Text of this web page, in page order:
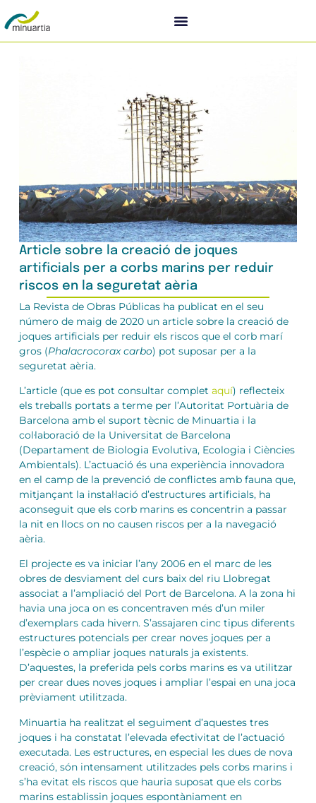
Article sobre la creació de joques
artificials per a corbs marins per reduir
riscos en la seguretat aèria
La Revista de Obras Públicas ha publicat en el seu
número de maig de 2020 un article sobre la creació de
joques artificials per reduir els riscos que el corb marí
gros (Phalacrocorax carbo) pot suposar per a la
seguretat aèria.
L’article (que es pot consultar complet aquí) reflecteix
els treballs portats a terme per l’Autoritat Portuària de
Barcelona amb el suport tècnic de Minuartia i la
col·laboració de la Universitat de Barcelona
(Departament de Biologia Evolutiva, Ecologia i Ciències
Ambientals). L’actuació és una experiència innovadora
en el camp de la prevenció de conflictes amb fauna que,
mitjançant la instal·lació d’estructures artificials, ha
aconseguit que els corb marins es concentrin a passar
la nit en llocs on no causen riscos per a la navegació
aèria.
El projecte es va iniciar l’any 2006 en el marc de les
obres de desviament del curs baix del riu Llobregat
associat a l’ampliació del Port de Barcelona. A la zona hi
havia una joca on es concentraven més d’un miler
d’exemplars cada hivern. S’assajaren cinc tipus diferents
estructures potencials per crear noves joques per a
l’espècie o ampliar joques naturals ja existents.
D’aquestes, la preferida pels corbs marins es va utilitzar
per crear dues noves joques i ampliar l’espai en una joca
prèviament utilitzada.
Minuartia ha realitzat el seguiment d’aquestes tres
joques i ha constatat l’elevada efectivitat de l’actuació
executada. Les estructures, en especial les dues de nova
creació, són intensament utilitzades pels corbs marins i
s’ha evitat els riscos que hauria suposat que els corbs
marins establissin joques espontàniament en